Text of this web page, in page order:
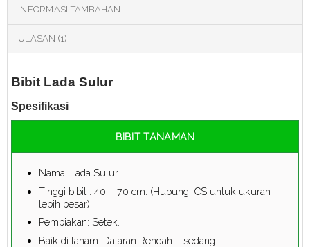
INFORMASI TAMBAHAN
ULASAN (1)
Bibit Lada Sulur
Spesifikasi
BIBIT TANAMAN
Nama: Lada Sulur.
Tinggi bibit : 40 – 70 cm. (Hubungi CS untuk ukuran
lebih besar)
Pembiakan: Setek.
Baik di tanam: Dataran Rendah – sedang.